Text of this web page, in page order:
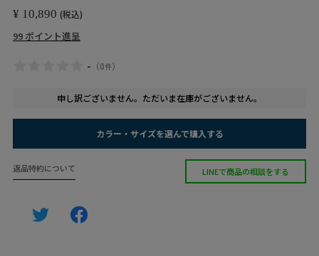
¥ 10,890 税込
99 ポイント進呈
- （0件）
申し訳ございません。ただいま在庫がございません。
カラー・サイズを選んで購入する
返品特約について LINEで商品の相談をする